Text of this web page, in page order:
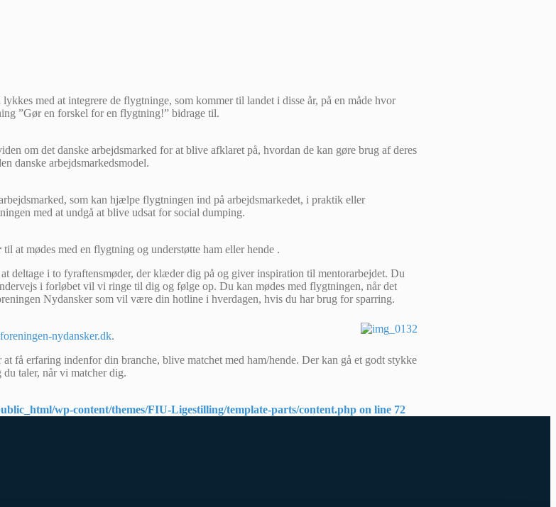
med at integrere de flygtninge, som kommer til landet i disse år, på en måde hvor
”Gør en forskel for en flygtning!” bidrage til.
om det danske arbejdsmarked for at blive afklaret på, hvordan de kan gøre brug af deres
danske arbejdsmarkedsmodel.
som kan hjælpe flygtningen ind på arbejdsmarkedet, i praktik eller
med at undgå at blive udsat for social dumping.
til at mødes med en flygtning og understøtte ham eller hende .
deltage i to fyraftensmøder, der klæder dig på og giver inspiration til mentorarbejdet. Du
i forløbet vil vi ringe til dig og følge op. Du kan mødes med flygtningen, når det
Nydansker som vil være din hotline i hverdagen, hvis du har brug for sparring.
nydansker.dk.
erfaring indenfor din branche, blive matchet med ham/hende. Der kan gå et godt stykke
taler, når vi matcher dig.
wp-content/themes/FIU-Ligestilling/template-parts/content.php on line 72